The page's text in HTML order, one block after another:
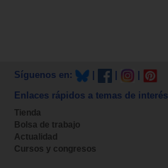
Síguenos en:
Enlaces rápidos a temas de interés
Tienda
Bolsa de trabajo
Actualidad
Cursos y congresos